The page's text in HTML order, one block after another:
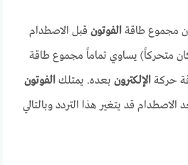
مجموع طاقةالفوتون قبل الاصطدام
متحركاً) يساوي تماماً مجموع طاقة
حركةالإلكترون بعده. يمتلكالفوتون
قد يتغير هذا التردد وبالتالي